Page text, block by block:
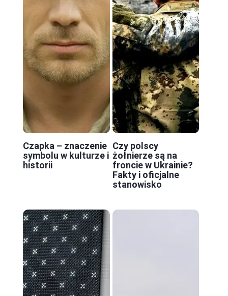
Czapka – znaczenie
symbolu w kulturze i
historii
Czy polscy
żołnierze są na
froncie w Ukrainie?
Fakty i oficjalne
stanowisko